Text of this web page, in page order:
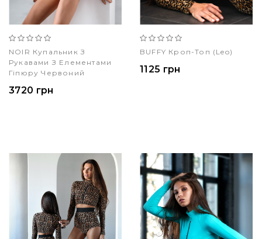
NOIR Купальник З
Рукавами З Елементами
Гіпюру Червоний
3720 грн
BUFFY Кроп-Топ (leo)
1125 грн